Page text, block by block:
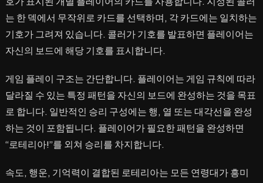
으
로
떠
는
활
기
찬
여
는 한 덱에서 무작위로 카드를 선택하며, 각 카드에는 일치하는
기호가 그려져 있습니다. 콜러가 기호를 발표하면 플레이어는
자신의 보드에 해당 기호를 표시합니다.
게임 플레이 구조는 간단합니다. 플레이어는 게임 규칙에 따라
달라질 수 있는 특정 패턴을 자신의 보드에 완성하는 것을 목표
로 합니다. 일반적인 승리 구성에는 행, 열 또는 대각선을 완성
하는 것이 포함됩니다. 플레이어가 필요한 패턴을 완성하면
“로테리아!”를 외쳐 승리를 차지합니다.
속도, 행운, 기억력이 결합된 로테리아는 모든 연령대가 흥미